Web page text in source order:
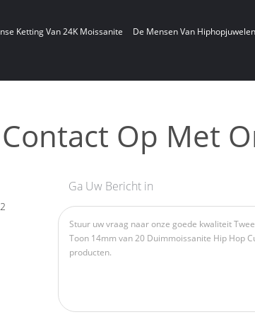
Ketting Van 24K Moissanite De Mensen Van Hiphopjuwelen
Op Met
Ga Uw Bericht in